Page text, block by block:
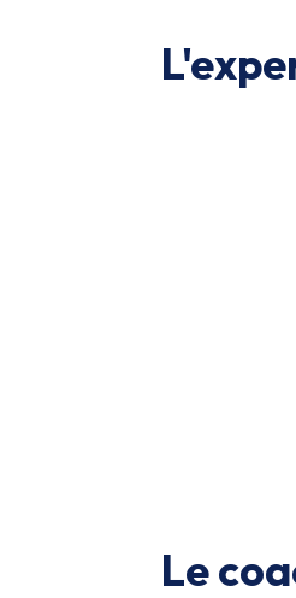
Le